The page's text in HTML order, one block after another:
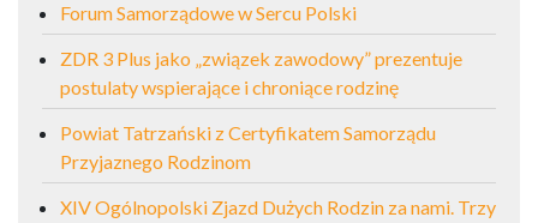
Forum Samorządowe w Sercu Polski
ZDR 3 Plus jako „związek zawodowy” prezentuje
postulaty wspierające i chroniące rodzinę
Powiat Tatrzański z Certyfikatem Samorządu
Przyjaznego Rodzinom
XIV Ogólnopolski Zjazd Dużych Rodzin za nami. Trzy